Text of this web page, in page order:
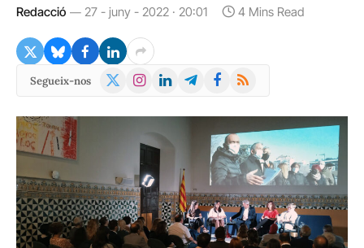
Redacció 27 - juny - 2022 · 20:01 4 Mins Read
Segueix-nos
X
Instagram
LinkedInTelegramFacebook
RSS